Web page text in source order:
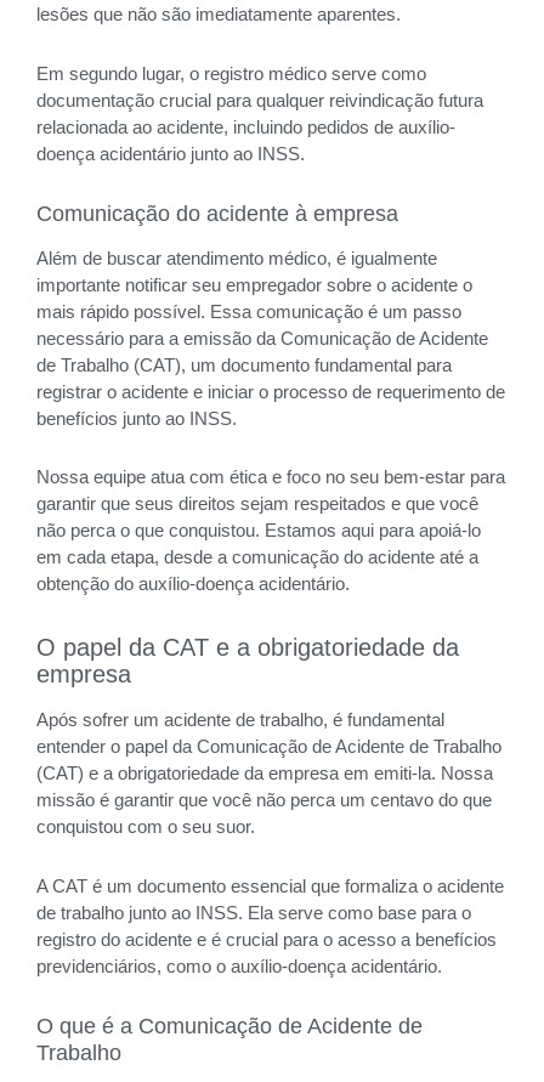
lesões que não são imediatamente aparentes.
Em segundo lugar, o registro médico serve como
documentação crucial para qualquer reivindicação futura
relacionada ao acidente, incluindo pedidos de auxílio-
doença acidentário junto ao INSS.
Comunicação do acidente à empresa
Além de buscar atendimento médico, é igualmente
importante notificar seu empregador sobre o acidente o
mais rápido possível. Essa comunicação é um passo
necessário para a emissão da Comunicação de Acidente
de Trabalho (CAT), um documento fundamental para
registrar o acidente e iniciar o processo de requerimento de
benefícios junto ao INSS.
Nossa equipe atua com ética e foco no seu bem-estar para
garantir que seus direitos sejam respeitados e que você
não perca o que conquistou. Estamos aqui para apoiá-lo
em cada etapa, desde a comunicação do acidente até a
obtenção do auxílio-doença acidentário.
O papel da CAT e a obrigatoriedade da
empresa
Após sofrer um acidente de trabalho, é fundamental
entender o papel da Comunicação de Acidente de Trabalho
(CAT) e a obrigatoriedade da empresa em emiti-la. Nossa
missão é garantir que você não perca um centavo do que
conquistou com o seu suor.
A CAT é um documento essencial que formaliza o acidente
de trabalho junto ao INSS. Ela serve como base para o
registro do acidente e é crucial para o acesso a benefícios
previdenciários, como o auxílio-doença acidentário.
O que é a Comunicação de Acidente de
Trabalho